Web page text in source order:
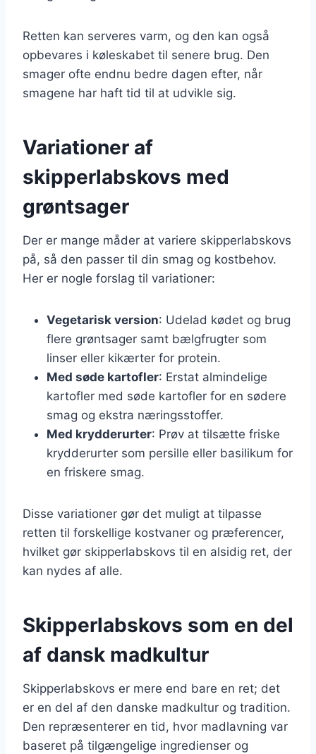
Retten kan serveres varm, og den kan også
opbevares i køleskabet til senere brug. Den
smager ofte endnu bedre dagen efter, når
smagene har haft tid til at udvikle sig.
Variationer af
skipperlabskovs med
grøntsager
Der er mange måder at variere skipperlabskovs
på, så den passer til din smag og kostbehov.
Her er nogle forslag til variationer:
Vegetarisk version: Udelad kødet og brug
flere grøntsager samt bælgfrugter som
linser eller kikærter for protein.
Med søde kartofler: Erstat almindelige
kartofler med søde kartofler for en sødere
smag og ekstra næringsstoffer.
Med krydderurter: Prøv at tilsætte friske
krydderurter som persille eller basilikum for
en friskere smag.
Disse variationer gør det muligt at tilpasse
retten til forskellige kostvaner og præferencer,
hvilket gør skipperlabskovs til en alsidig ret, der
kan nydes af alle.
Skipperlabskovs som en del
af dansk madkultur
Skipperlabskovs er mere end bare en ret; det
er en del af den danske madkultur og tradition.
Den repræsenterer en tid, hvor madlavning var
baseret på tilgængelige ingredienser og